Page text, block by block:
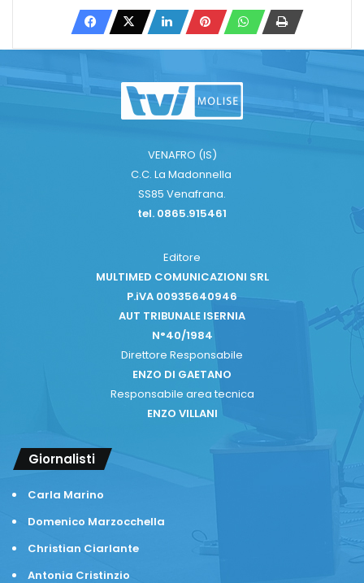
VENAFRO (IS)
C.C. La Madonnella
SS85 Venafrana.
tel. 0865.915461
Editore
MULTIMED COMUNICAZIONI SRL
P.iVA 00935640946
AUT TRIBUNALE ISERNIA
N°40/1984
Direttore Responsabile
ENZO DI GAETANO
Responsabile area tecnica
ENZO VILLANI
Giornalisti
Carla Marino
Domenico Marzocchella
Christian Ciarlante
Antonia Cristinzio